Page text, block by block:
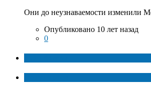
Они до неузнаваемости изменили
Опубликовано 10 лет назад
0